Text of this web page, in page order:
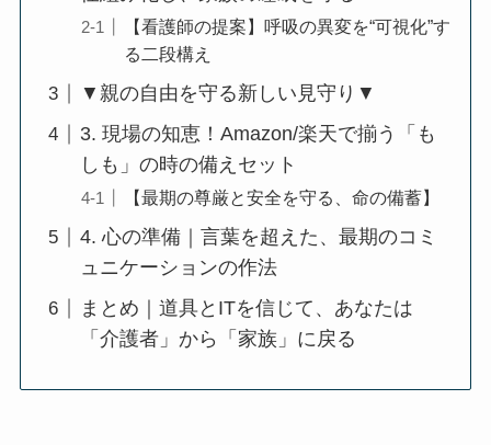
【看護師の提案】呼吸の異変を“可視化”す
る二段構え
▼親の自由を守る新しい見守り▼
3. 現場の知恵！Amazon/楽天で揃う「も
しも」の時の備えセット
【最期の尊厳と安全を守る、命の備蓄】
4. 心の準備｜言葉を超えた、最期のコミ
ュニケーションの作法
まとめ｜道具とITを信じて、あなたは
「介護者」から「家族」に戻る